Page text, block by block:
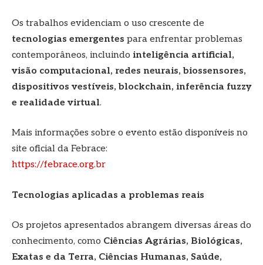
Os trabalhos evidenciam o uso crescente de
tecnologias emergentes para enfrentar problemas
contemporâneos, incluindo inteligência artificial,
visão computacional, redes neurais, biossensores,
dispositivos vestíveis, blockchain, inferência fuzzy
e realidade virtual.
Mais informações sobre o evento estão disponíveis no
site oficial da Febrace:
https://febrace.org.br
Tecnologias aplicadas a problemas reais
Os projetos apresentados abrangem diversas áreas do
conhecimento, como Ciências Agrárias, Biológicas,
Exatas e da Terra, Ciências Humanas, Saúde,